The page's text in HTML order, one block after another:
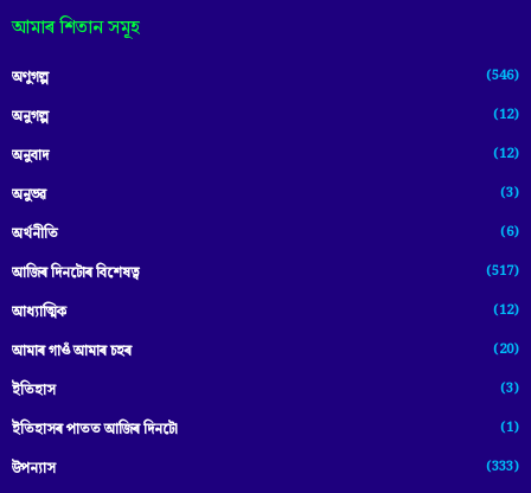
আমাৰ শিতান সমূহ
অণুগল্প (546)
অনুগল্প (12)
অনুবাদ (12)
অনুভৱ (3)
অৰ্থনীতি (6)
আজিৰ দিনটোৰ বিশেষত্ব (517)
আধ্যাত্মিক (12)
আমাৰ গাওঁ আমাৰ চহৰ (20)
ইতিহাস (3)
ইতিহাসৰ পাতত আজিৰ দিনটো (1)
উপন্যাস (333)